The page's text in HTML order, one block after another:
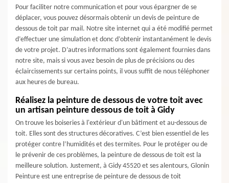
Pour faciliter notre communication et pour vous épargner de se
déplacer, vous pouvez désormais obtenir un devis de peinture de
dessous de toit par mail. Notre site internet qui a été modifié permet
d’effectuer une simulation et donc d’obtenir instantanément le devis
de votre projet. D’autres informations sont également fournies dans
notre site, mais si vous avez besoin de plus de précisions ou des
éclaircissements sur certains points, il vous suffit de nous téléphoner
aux heures de bureau.
Réalisez la peinture de dessous de votre toit avec
un artisan peinture dessous de toit à Gidy
On trouve les boiseries à l'extérieur d'un bâtiment et au-dessous de
toit. Elles sont des structures décoratives. C’est bien essentiel de les
protéger contre l’humidités et des termites. Pour le protéger ou de
le prévenir de ces problèmes, la peinture de dessous de toit est la
meilleure solution. Justement, à Gidy 45520 et ses alentours, Glonin
Peinture est une entreprise de peinture de dessous de toit